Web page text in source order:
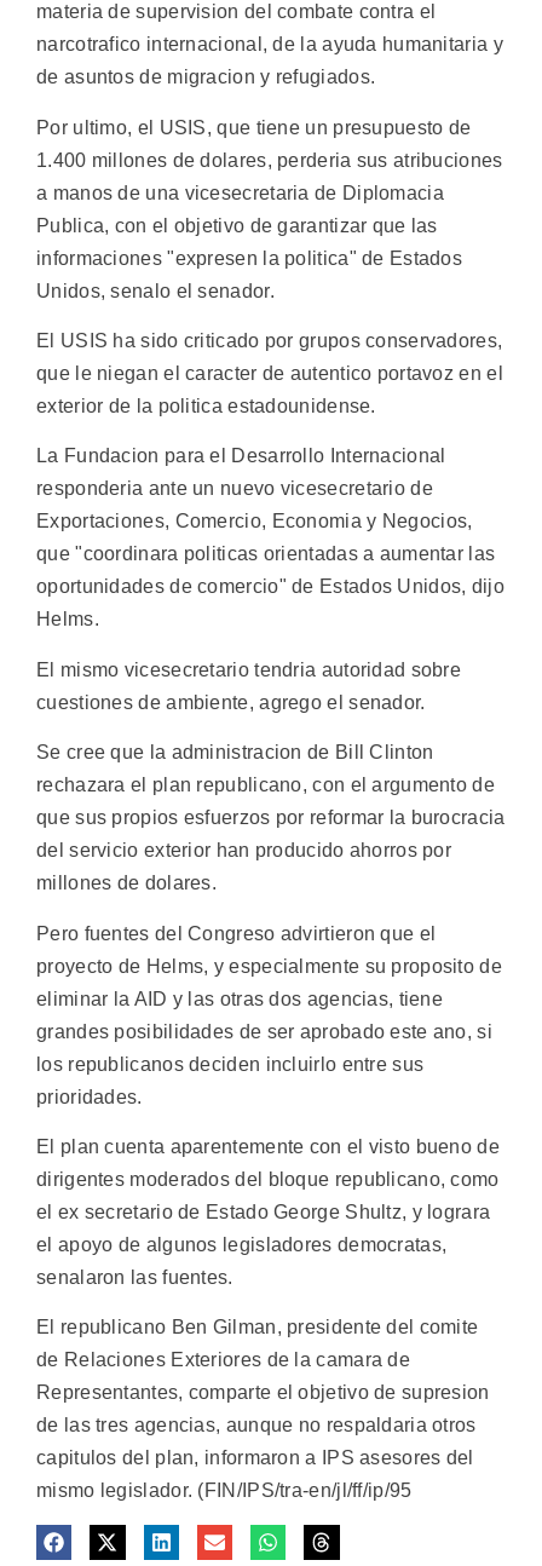
materia de supervision del combate contra el
narcotrafico internacional, de la ayuda humanitaria y
de asuntos de migracion y refugiados.
Por ultimo, el USIS, que tiene un presupuesto de
1.400 millones de dolares, perderia sus atribuciones
a manos de una vicesecretaria de Diplomacia
Publica, con el objetivo de garantizar que las
informaciones "expresen la politica" de Estados
Unidos, senalo el senador.
El USIS ha sido criticado por grupos conservadores,
que le niegan el caracter de autentico portavoz en el
exterior de la politica estadounidense.
La Fundacion para el Desarrollo Internacional
responderia ante un nuevo vicesecretario de
Exportaciones, Comercio, Economia y Negocios,
que "coordinara politicas orientadas a aumentar las
oportunidades de comercio" de Estados Unidos, dijo
Helms.
El mismo vicesecretario tendria autoridad sobre
cuestiones de ambiente, agrego el senador.
Se cree que la administracion de Bill Clinton
rechazara el plan republicano, con el argumento de
que sus propios esfuerzos por reformar la burocracia
del servicio exterior han producido ahorros por
millones de dolares.
Pero fuentes del Congreso advirtieron que el
proyecto de Helms, y especialmente su proposito de
eliminar la AID y las otras dos agencias, tiene
grandes posibilidades de ser aprobado este ano, si
los republicanos deciden incluirlo entre sus
prioridades.
El plan cuenta aparentemente con el visto bueno de
dirigentes moderados del bloque republicano, como
el ex secretario de Estado George Shultz, y lograra
el apoyo de algunos legisladores democratas,
senalaron las fuentes.
El republicano Ben Gilman, presidente del comite
de Relaciones Exteriores de la camara de
Representantes, comparte el objetivo de supresion
de las tres agencias, aunque no respaldaria otros
capitulos del plan, informaron a IPS asesores del
mismo legislador. (FIN/IPS/tra-en/jl/ff/ip/95